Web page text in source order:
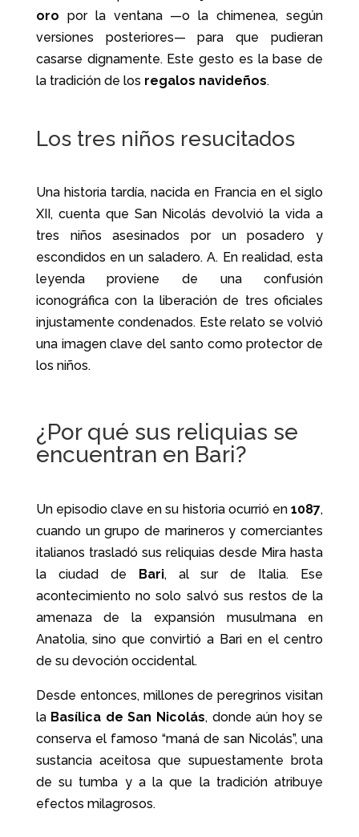
oro por la ventana —o la chimenea, según
versiones posteriores— para que pudieran
casarse dignamente. Este gesto es la base de
la tradición de los regalos navideños.
Los tres niños resucitados
Una historia tardía, nacida en Francia en el siglo
XII, cuenta que San Nicolás devolvió la vida a
tres niños asesinados por un posadero y
escondidos en un saladero. A. En realidad, esta
leyenda proviene de una confusión
iconográfica con la liberación de tres oficiales
injustamente condenados. Este relato se volvió
una imagen clave del santo como protector de
los niños.
¿Por qué sus reliquias se
encuentran en Bari?
Un episodio clave en su historia ocurrió en1087,
cuando un grupo de marineros y comerciantes
italianos trasladó sus reliquias desde Mira hasta
la ciudad de Bari, al sur de Italia. Ese
acontecimiento no solo salvó sus restos de la
amenaza de la expansión musulmana en
Anatolia, sino que convirtió a Bari en el centro
de su devoción occidental.
Desde entonces, millones de peregrinos visitan
la Basílica de San Nicolás, donde aún hoy se
conserva el famoso “maná de san Nicolás”, una
sustancia aceitosa que supuestamente brota
de su tumba y a la que la tradición atribuye
efectos milagrosos.